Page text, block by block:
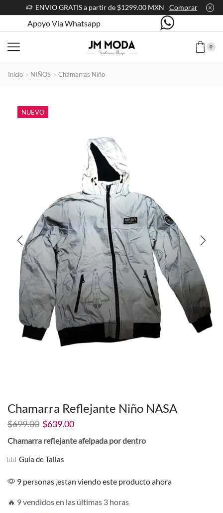
ENVIO GRATIS a partir de $1299.00 MXN Comprar
Apoyo Via Whatsapp
0
Inicio NIÑOS Chamarras Niño
NUEVO
Chamarra Reflejante Niño NASA
$699.00 El
original
era:
$699.00.
$639.00El
actual
Chamarra reflejante afelpada por dentro
Guía de Tallas
9 personas ,estan viendo este producto ahora
🔥 9 vendidos en las últimas 3 horas